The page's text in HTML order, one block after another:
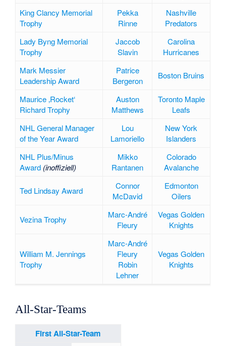
King Clancy Memorial
Trophy
Pekka
Rinne
Nashville
Predators
Lady Byng Memorial
Trophy
Jaccob
Slavin
Carolina
Hurricanes
Mark Messier
Leadership Award
Patrice
Bergeron
Boston Bruins
Maurice ‚Rocket‘
Richard Trophy
Auston
Matthews
Toronto Maple
Leafs
NHL General Manager
of the Year Award
Lou
Lamoriello
New York
Islanders
NHL Plus/Minus
Award (inoffiziell)
Mikko
Rantanen
Colorado
Avalanche
Ted Lindsay Award
Connor
McDavid
Edmonton
Oilers
Vezina Trophy
Marc-André
Fleury
Vegas Golden
Knights
William M. Jennings
Trophy
Marc-André
Fleury
Robin
Lehner
Vegas Golden
Knights
All-Star-Teams
First All-Star-Team